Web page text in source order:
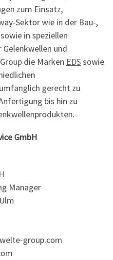
zum Einsatz,
Sektor wie in der Bau-,
in speziellen
und
die Marken EDSsowie
gerecht zu
bis hin zu
GmbH
Manager
group.com